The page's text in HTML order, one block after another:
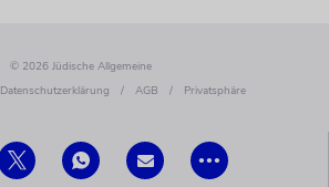
•••
© 2026 Jüdische Allgemeine
Datenschutzerklärung / AGB / Privatsphäre